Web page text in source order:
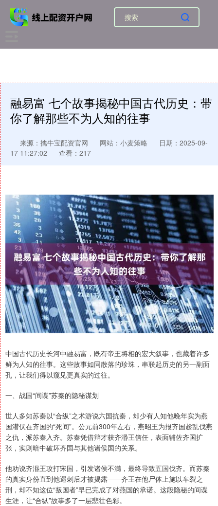
融易富 七个故事揭秘中国古代历史：带
你了解那些不为人知的往事
来源：擒牛宝配资官网 网站：小麦策略
日期：2025-09-
17 11:27:02
查看：217
中国古代历史长河中融易富，既有帝王将相的宏大叙事，也藏着许多
鲜为人知的往事。这些故事如同散落的珍珠，串联起历史的另一副面
孔，让我们得以窥见更真实的过往。
一、战国“间谍”苏秦的隐秘谋划
世人多知苏秦以“合纵”之术游说六国抗秦，却少有人知他晚年实为燕
国潜伏在齐国的“死间”。公元前300年左右，燕昭王为报齐国趁乱伐燕
之仇，派苏秦入齐。苏秦凭借辩才获齐湣王信任，表面辅佐齐国扩
张，实则暗中破坏齐国与其他诸侯国的关系。
他劝说齐湣王攻打宋国，引发诸侯不满，最终导致五国伐齐。而苏秦
的真实身份直到他遇刺后才被揭露——齐王在他尸体上施以车裂之
刑，却不知这位“叛国者”早已完成了对燕国的承诺。这段隐秘的间谍
生涯，让“合纵”故事多了一层悲壮色彩。